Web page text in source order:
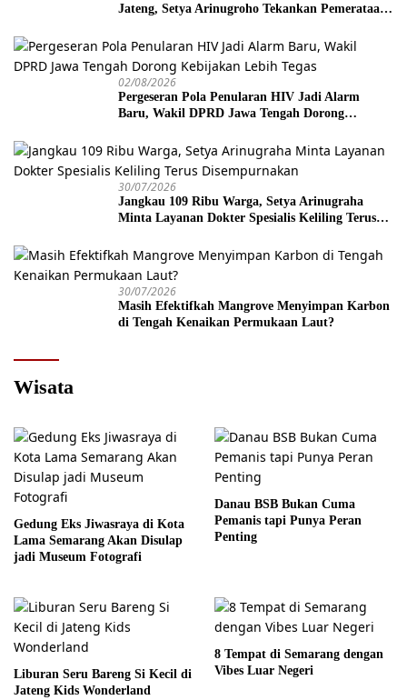
Jateng, Setya Arinugroho Tekankan Pemerataan
02/08/2026
Pergeseran Pola Penularan HIV Jadi Alarm
Baru, Wakil DPRD Jawa Tengah Dorong
30/07/2026
Jangkau 109 Ribu Warga, Setya Arinugraha
Minta Layanan Dokter Spesialis Keliling Terus
30/07/2026
Masih Efektifkah Mangrove Menyimpan Karbon
di Tengah Kenaikan Permukaan Laut?
Wisata
Gedung Eks Jiwasraya di Kota
Lama Semarang Akan Disulap
jadi Museum Fotografi
Danau BSB Bukan Cuma
Pemanis tapi Punya Peran
Penting
Liburan Seru Bareng Si Kecil di
Jateng Kids Wonderland
8 Tempat di Semarang dengan
Vibes Luar Negeri